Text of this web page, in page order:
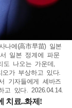
나에(高市早苗) 일본
일본 정계에 파문
나오는 가운데,
가 부상하고 있다.
기자들에게 셰바즈
있다. 2026.04.14.